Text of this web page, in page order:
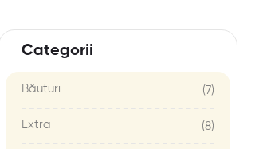
Categorii
Băuturi (7)
Extra (8)